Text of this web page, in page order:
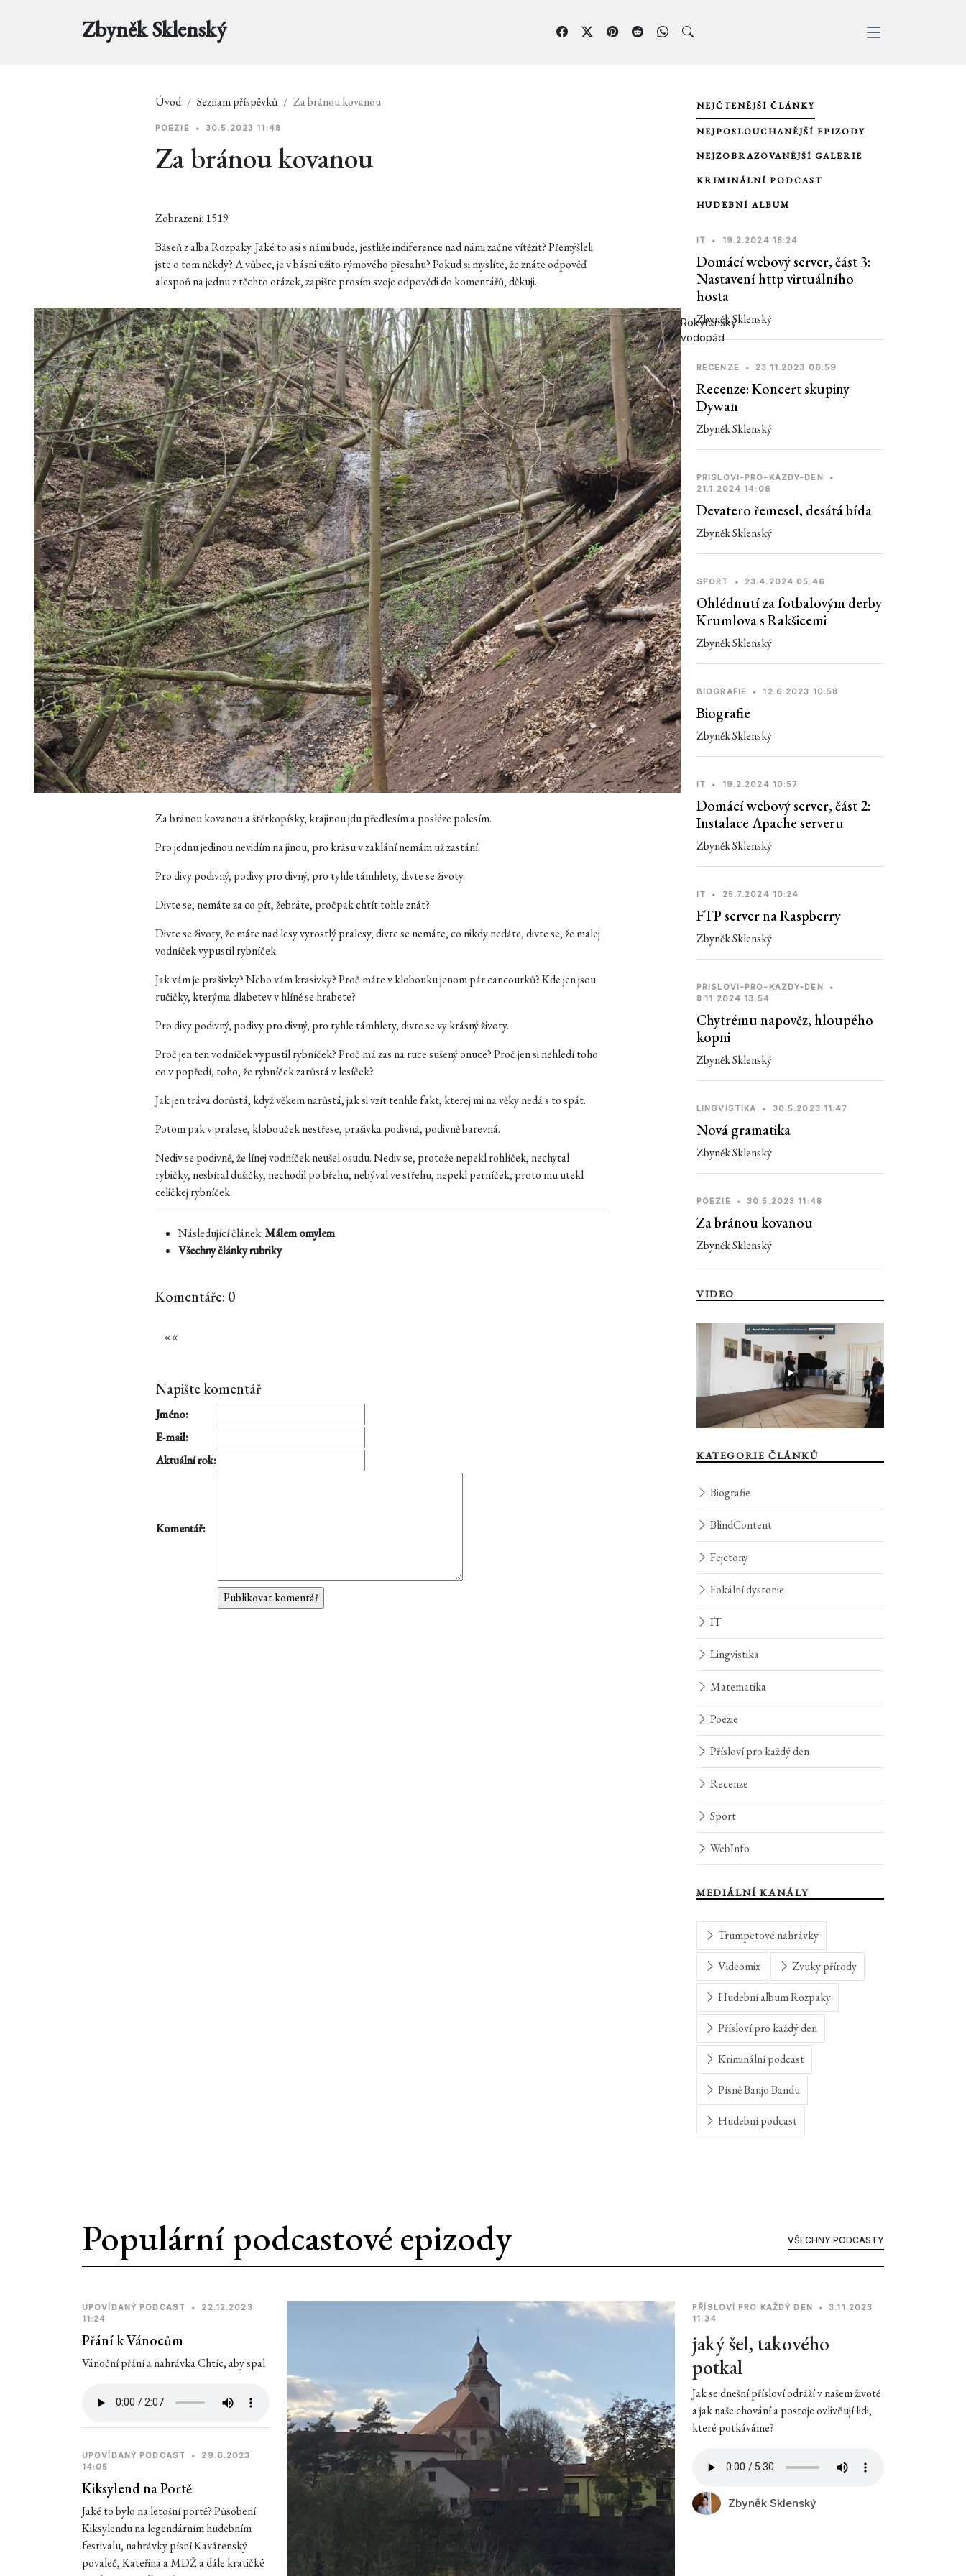
Zbyněk Sklenský
Úvod Seznam příspěvků Za bránou kovanou
POEZIE • 30.5.2023 11:48
Za bránou kovanou
Zobrazení: 1519
Báseň z alba Rozpaky. Jaké to asi s námi bude, jestliže indiference nad námi začne vítězit? Přemýšleli
jste o tom někdy? A vůbec, je v básni užito rýmového přesahu? Pokud si myslíte, že znáte odpověď
alespoň na jednu z těchto otázek, zapište prosím svoje odpovědi do komentářů, děkuji.
Rokytenský
vodopád
Za bránou kovanou a štěrkopísky, krajinou jdu předlesím a posléze polesím.
Pro jednu jedinou nevidím na jinou, pro krásu v zaklání nemám už zastání.
Pro divy podivný, podivy pro divný, pro tyhle támhlety, divte se životy.
Divte se, nemáte za co pít, žebráte, pročpak chtít tohle znát?
Divte se životy, že máte nad lesy vyrostlý pralesy, divte se nemáte, co nikdy nedáte, divte se, že malej
vodníček vypustil rybníček.
Jak vám je prašivky? Nebo vám krasivky? Proč máte v klobouku jenom pár cancourků? Kde jen jsou
ručičky, kterýma dlabetev v hlíně se hrabete?
Pro divy podivný, podivy pro divný, pro tyhle támhlety, divte se vy krásný životy.
Proč jen ten vodníček vypustil rybníček? Proč má zas na ruce sušený onuce? Proč jen si nehledí toho
co v popředí, toho, že rybníček zarůstá v lesíček?
Jak jen tráva dorůstá, když věkem narůstá, jak si vzít tenhle fakt, kterej mi na věky nedá s to spát.
Potom pak v pralese, klobouček nestřese, prašivka podivná, podivně barevná.
Nediv se podivně, že línej vodníček neušel osudu. Nediv se, protože nepekl rohlíček, nechytal
rybičky, nesbíral dušičky, nechodil po břehu, nebýval ve střehu, nepekl perníček, proto mu utekl
celičkej rybníček.
Následující článek:Málem omylem
Všechny články rubriky
Komentáře: 0
««
Napište komentář
Jméno:
E-mail:
Aktuální rok:
Komentář:
NEJČTENĚJŠÍ ČLÁNKY
NEJPOSLOUCHANĚJŠÍ EPIZODY
NEJZOBRAZOVANĚJŠÍ GALERIE
KRIMINÁLNÍ PODCAST
HUDEBNÍ ALBUM
IT • 19.2.2024 18:24
Domácí webový server, část 3:
Nastavení http virtuálního
hosta
Zbyněk Sklenský
RECENZE • 23.11.2023 06:59
Recenze: Koncert skupiny
Dywan
Zbyněk Sklenský
PRISLOVI-PRO-KAZDY-DEN
•
21.1.2024 14:06
Devatero řemesel, desátá bída
Zbyněk Sklenský
SPORT • 23.4.2024 05:46
Ohlédnutí za fotbalovým derby
Krumlova s Rakšicemi
Zbyněk Sklenský
BIOGRAFIE • 12.6.2023 10:58
Biografie
Zbyněk Sklenský
IT • 19.2.2024 10:57
Domácí webový server, část 2:
Instalace Apache serveru
Zbyněk Sklenský
IT • 25.7.2024 10:24
FTP server na Raspberry
Zbyněk Sklenský
PRISLOVI-PRO-KAZDY-DEN
•
8.11.2024 13:54
Chytrému napověz, hloupého
kopni
Zbyněk Sklenský
LINGVISTIKA • 30.5.2023 11:47
Nová gramatika
Zbyněk Sklenský
POEZIE • 30.5.2023 11:48
Za bránou kovanou
Zbyněk Sklenský
VIDEO
KATEGORIE ČLÁNKŮ
Biografie
BlindContent
Fejetony
Fokální dystonie
IT
Lingvistika
Matematika
Poezie
Přísloví pro každý den
Recenze
Sport
WebInfo
MEDIÁLNÍ KANÁLY
Trumpetové nahrávky
Videomix Zvuky přírody
Hudební album Rozpaky
Přísloví pro každý den
Kriminální podcast
Písně Banjo Bandu
Hudební podcast
Populární podcastové epizody VŠECHNY PODCASTY
PŘÍSLOVÍ PRO KAŽDÝ DEN •
3.11.2023
11:34
jaký šel, takového
potkal
Jak se dnešní přísloví odráží v našem životě
a jak naše chování a postoje ovlivňují lidi,
které potkáváme?
Zbyněk Sklenský
UPOVÍDANÝ PODCAST •
22.12.2023
11:24
Přání k Vánocům
Vánoční přání a nahrávka Chtíc, aby spal
UPOVÍDANÝ PODCAST •
29.6.2023
14:05
Kiksylend na Portě
Jaké to bylo na letošní portě? Působení
Kiksylendu na legendárním hudebním
festivalu, nahrávky písní Kavárenský
povaleč, Kateřina a MDŽ a dále kratičké